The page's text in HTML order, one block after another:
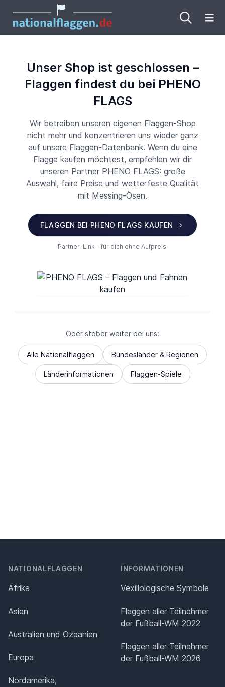
Unser Shop ist geschlossen –
Flaggen findest du bei PHENO
FLAGS
Wir betreiben unseren eigenen Flaggen-Shop
nicht mehr und konzentrieren uns wieder ganz
auf unsere Flaggen-Datenbank. Wenn du eine
Flagge kaufen möchtest, empfehlen wir dir
unseren Partner PHENO FLAGS: große
Auswahl, faire Preise und wetterfeste Qualität
mit Messing-Ösen.
FLAGGEN BEI PHENO FLAGS KAUFEN
Partner-Link – für dich ohne Aufpreis.
Oder stöber weiter bei uns:
Alle Nationalflaggen Bundesländer & Regionen
Länderinformationen Flaggen-Spiele
NATIONALFLAGGEN
Afrika
Asien
Australien und Ozeanien
Europa
Nordamerika,
INFORMATIONEN
Vexillologische Symbole
Flaggen aller Teilnehmer
der Fußball-WM 2022
Flaggen aller Teilnehmer
der Fußball-WM 2026